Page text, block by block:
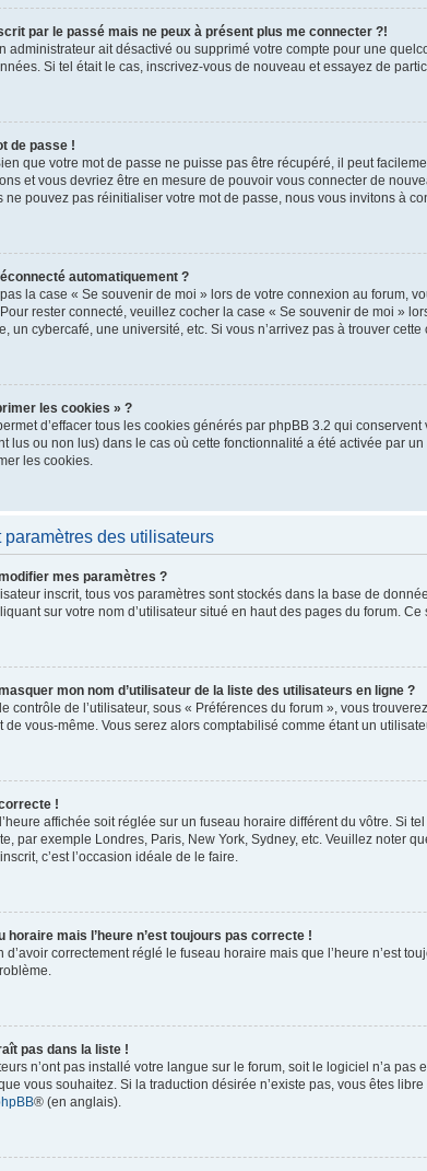
par le passé mais ne peux à présent plus me connecter ?!
administrateur ait désactivé ou supprimé votre compte pour une
Si tel était le cas, inscrivez-vous de nouveau et essayez de
de passe !
que votre mot de passe ne puisse pas être récupéré, il peut
et vous devriez être en mesure de pouvoir vous connecter de
ne pouvez pas réinitialiser votre mot de passe, nous vous invitons à
automatiquement ?
la case « Se souvenir de moi » lors de votre connexion au forum,
Pour rester connecté, veuillez cocher la case « Se souvenir de moi »
un cybercafé, une université, etc. Si vous n’arrivez pas à trouver
les cookies » ?
d’effacer tous les cookies générés par phpBB 3.2 qui
lus ou non lus) dans le cas où cette fonctionnalité a été activée par
les cookies.
paramètres des utilisateurs
mes paramètres ?
inscrit, tous vos paramètres sont stockés dans la base de
sur votre nom d’utilisateur situé en haut des pages du forum.
mon nom d’utilisateur de la liste des utilisateurs en ligne ?
contrôle de l’utilisateur, sous « Préférences du forum », vous
de vous-même. Vous serez alors comptabilisé comme étant un
!
affichée soit réglée sur un fuseau horaire différent du vôtre. Si
par exemple Londres, Paris, New York, Sydney, etc. Veuillez noter
c’est l’occasion idéale de le faire.
horaire mais l’heure n’est toujours pas correcte !
d’avoir correctement réglé le fuseau horaire mais que l’heure n’est
pas dans la liste !
n’ont pas installé votre langue sur le forum, soit le logiciel n’a
vous souhaitez. Si la traduction désirée n’existe pas, vous êtes
® (en anglais).